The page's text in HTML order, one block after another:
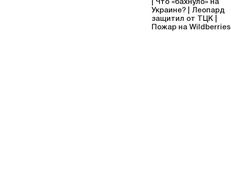
| Что «бахнуло» на
Украине? | Леопард
защитил от ТЦК |
Пожар на Wildberries